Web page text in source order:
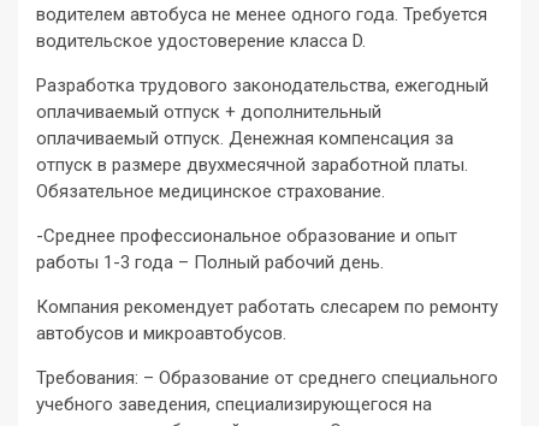
водителем автобуса не менее одного года. Требуется
водительское удостоверение класса D.
Разработка трудового законодательства, ежегодный
оплачиваемый отпуск + дополнительный
оплачиваемый отпуск. Денежная компенсация за
отпуск в размере двухмесячной заработной платы.
Обязательное медицинское страхование.
-Среднее профессиональное образование и опыт
работы 1-3 года – Полный рабочий день.
Компания рекомендует работать слесарем по ремонту
автобусов и микроавтобусов.
Требования: – Образование от среднего специального
учебного заведения, специализирующегося на